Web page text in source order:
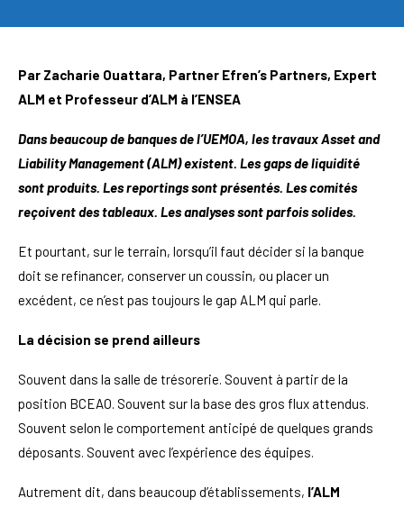
Par Zacharie Ouattara, Partner Efren’s Partners, Expert
ALM et Professeur d’ALM à l’ENSEA
Dans beaucoup de banques de l’UEMOA, les travaux Asset and
Liability Management (ALM) existent. Les gaps de liquidité
sont produits. Les reportings sont présentés. Les comités
reçoivent des tableaux. Les analyses sont parfois solides.
Et pourtant, sur le terrain, lorsqu’il faut décider si la banque
doit se refinancer, conserver un coussin, ou placer un
excédent, ce n’est pas toujours le gap ALM qui parle.
La décision se prend ailleurs
Souvent dans la salle de trésorerie. Souvent à partir de la
position BCEAO. Souvent sur la base des gros flux attendus.
Souvent selon le comportement anticipé de quelques grands
déposants. Souvent avec l’expérience des équipes.
Autrement dit, dans beaucoup d’établissements, l’ALM